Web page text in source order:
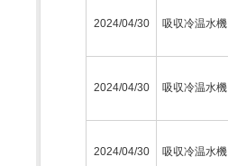
2024/04/30 吸収冷温水機
2024/04/30 吸収冷温水機
2024/04/30 吸収冷温水機